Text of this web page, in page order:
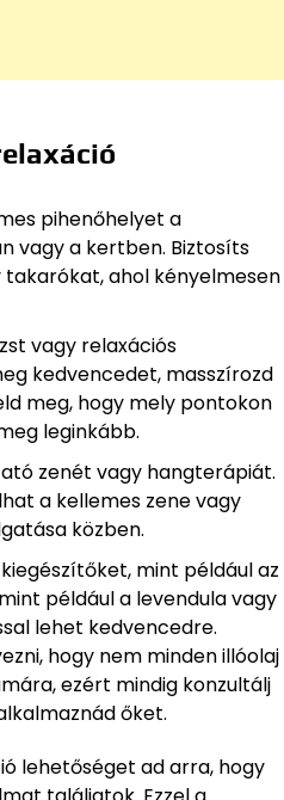
pihenőhelyet a
vagy a kertben. Biztosíts
ahol kényelmesen
vagy relaxációs
kedvencedet, masszírozd
meg, hogy mely pontokon
leginkább.
zenét vagy hangterápiát.
a kellemes zene vagy
közben.
mint például az
például a levendula vagy
lehet kedvencedre.
hogy nem minden illóolaj
ezért mindig konzultálj
őket.
lehetőséget ad arra, hogy